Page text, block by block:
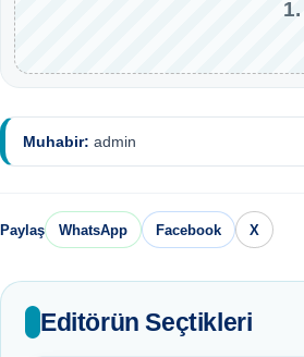
Muhabir: admin
Paylaş WhatsApp Facebook X
Editörün Seçtikleri